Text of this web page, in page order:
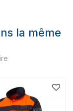
la même